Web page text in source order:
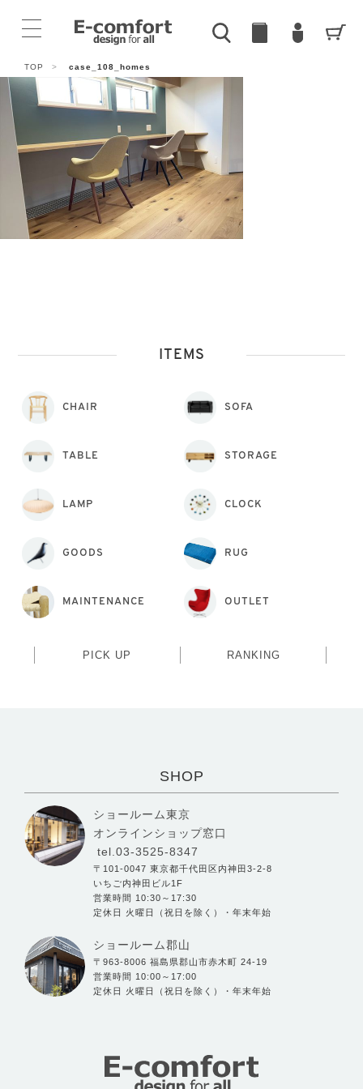
TOP > case_108_homes
ITEMS
CHAIR SOFA
TABLE STORAGE
LAMP CLOCK
GOODS RUG
MAINTENANCE OUTLET
PICK UP RANKING
SHOP
ショールーム東京
オンラインショップ窓口
tel.03-3525-8347
〒101-0047 東京都千代田区内神田3-2-8
いちご内神田ビル1F
営業時間 10:30～17:30
定休日 火曜日（祝日を除く）・年末年始
ショールーム郡山
〒963-8006 福島県郡山市赤木町 24-19
営業時間 10:00～17:00
定休日 火曜日（祝日を除く）・年末年始